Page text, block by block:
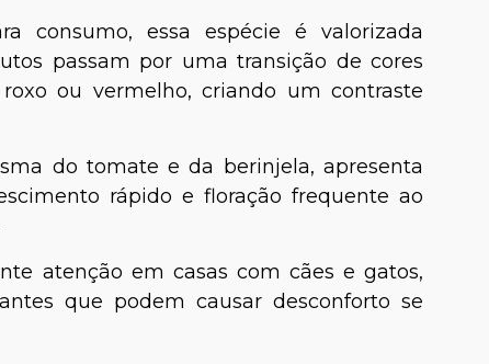
consumo, essa espécie é valorizada
passam por uma transição de cores
ou vermelho, criando um contraste
do tomate e da berinjela, apresenta
rápido e floração frequente ao
atenção em casas com cães e gatos,
que podem causar desconforto se